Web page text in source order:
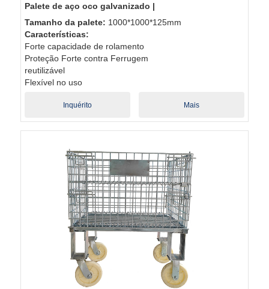
Palete de aço oco galvanizado |
Tamanho da palete: 1000*1000*125mm
Características:
Forte capacidade de rolamento
Proteção Forte contra Ferrugem
reutilizável
Flexível no uso
Inquérito Mais